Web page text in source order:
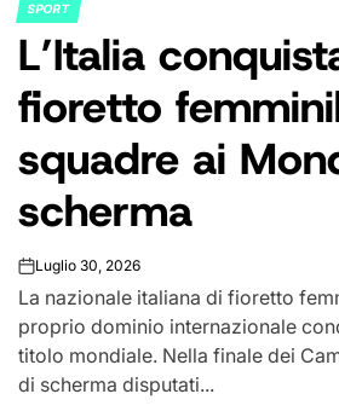
POSTED
IN
SPORT
L’Italia
fioretto
squadre ai
scherma
onLuglio 30, 2026
La nazionale italiana di fioretto
proprio dominio internazionale
titolo mondiale. Nella finale dei
di scherma disputati...